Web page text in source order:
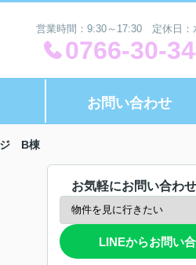
営業時間：9:30～17:30 定休日：
0766-30-
お問い合わせ
ジ B棟
お気軽にお問い合わ
LINEからお問い